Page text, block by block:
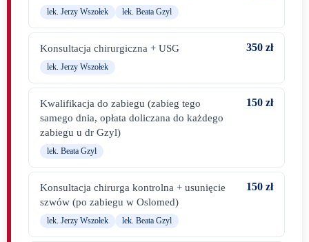
lek. Jerzy Wszołek lek. Beata Gzyl
Konsultacja chirurgiczna + USG
lek. Jerzy Wszołek
350 zł
Kwalifikacja do zabiegu (zabieg tego
samego dnia, opłata doliczana do każdego
zabiegu u dr Gzyl)
lek. Beata Gzyl
150 zł
Konsultacja chirurga kontrolna + usunięcie
szwów (po zabiegu w Oslomed)
lek. Jerzy Wszołek lek. Beata Gzyl
150 zł